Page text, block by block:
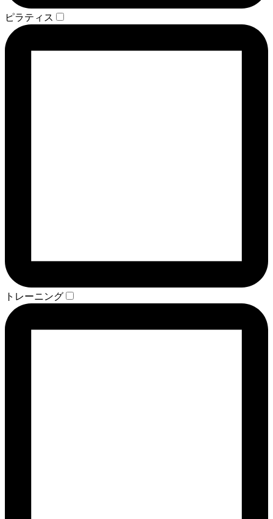
ピラティス
トレーニング